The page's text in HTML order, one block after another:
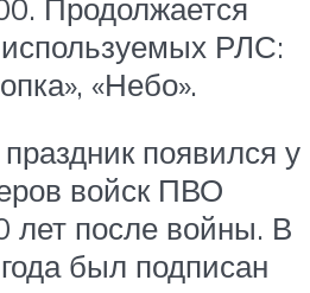
Продолжается
РЛС:
«Небо».
появился у
войск ПВО
лет после войны. В
был подписан